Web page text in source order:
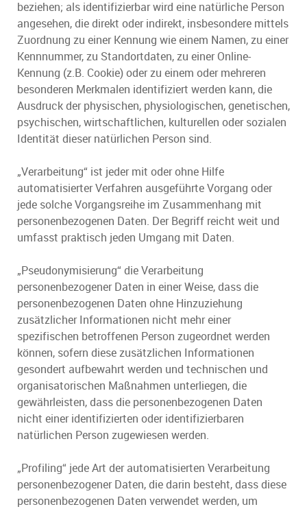
beziehen; als identifizierbar wird eine natürliche Person
angesehen, die direkt oder indirekt, insbesondere mittels
Zuordnung zu einer Kennung wie einem Namen, zu einer
Kennnummer, zu Standortdaten, zu einer Online-
Kennung (z.B. Cookie) oder zu einem oder mehreren
besonderen Merkmalen identifiziert werden kann, die
Ausdruck der physischen, physiologischen, genetischen,
psychischen, wirtschaftlichen, kulturellen oder sozialen
Identität dieser natürlichen Person sind.
„Verarbeitung“ ist jeder mit oder ohne Hilfe
automatisierter Verfahren ausgeführte Vorgang oder
jede solche Vorgangsreihe im Zusammenhang mit
personenbezogenen Daten. Der Begriff reicht weit und
umfasst praktisch jeden Umgang mit Daten.
„Pseudonymisierung“ die Verarbeitung
personenbezogener Daten in einer Weise, dass die
personenbezogenen Daten ohne Hinzuziehung
zusätzlicher Informationen nicht mehr einer
spezifischen betroffenen Person zugeordnet werden
können, sofern diese zusätzlichen Informationen
gesondert aufbewahrt werden und technischen und
organisatorischen Maßnahmen unterliegen, die
gewährleisten, dass die personenbezogenen Daten
nicht einer identifizierten oder identifizierbaren
natürlichen Person zugewiesen werden.
„Profiling“ jede Art der automatisierten Verarbeitung
personenbezogener Daten, die darin besteht, dass diese
personenbezogenen Daten verwendet werden, um